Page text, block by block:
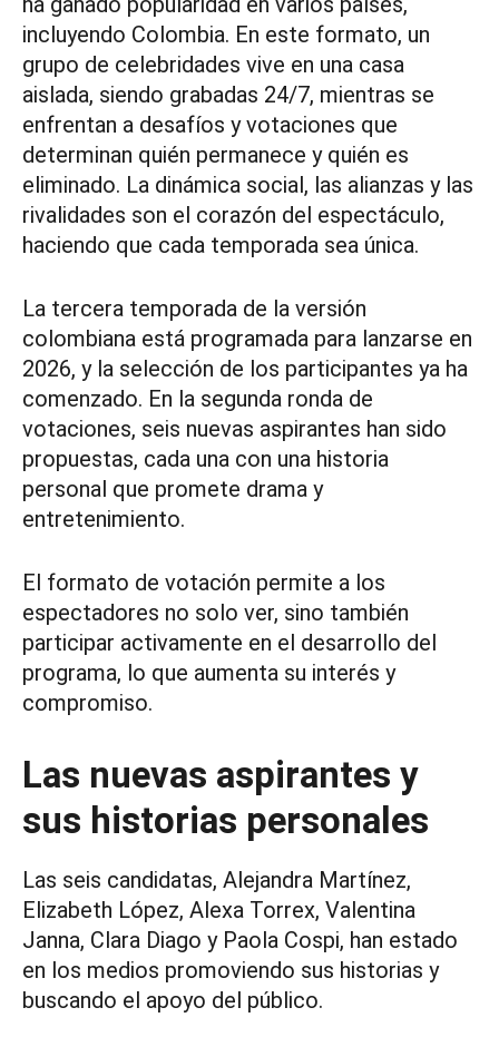
incluyendo Colombia. En este formato, un
grupo de celebridades vive en una casa
aislada, siendo grabadas 24/7, mientras se
enfrentan a desafíos y votaciones que
determinan quién permanece y quién es
eliminado. La dinámica social, las alianzas y las
rivalidades son el corazón del espectáculo,
haciendo que cada temporada sea única.
La tercera temporada de la versión
colombiana está programada para lanzarse en
2026, y la selección de los participantes ya ha
comenzado. En la segunda ronda de
votaciones, seis nuevas aspirantes han sido
propuestas, cada una con una historia
personal que promete drama y
entretenimiento.
El formato de votación permite a los
espectadores no solo ver, sino también
participar activamente en el desarrollo del
programa, lo que aumenta su interés y
compromiso.
Las nuevas aspirantes y
sus historias personales
Las seis candidatas, Alejandra Martínez,
Elizabeth López, Alexa Torrex, Valentina
Janna, Clara Diago y Paola Cospi, han estado
en los medios promoviendo sus historias y
buscando el apoyo del público.